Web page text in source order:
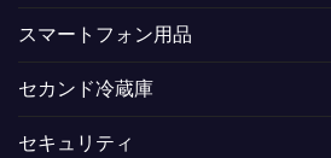
スマートフォン用品
セカンド冷蔵庫
セキュリティ